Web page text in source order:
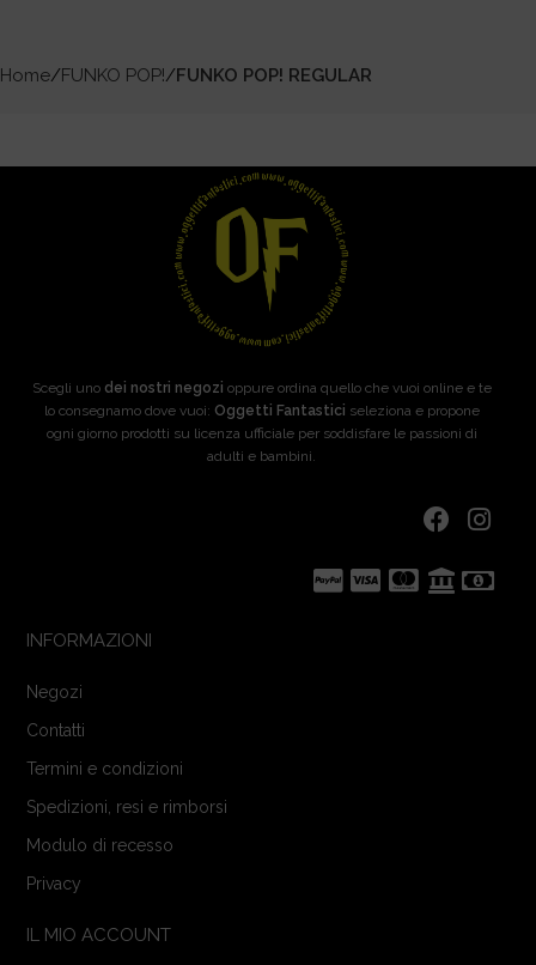
Home FUNKO POP! FUNKO POP! REGULAR
Scegli uno dei nostri negozi oppure ordina quello che vuoi online e te
lo consegnamo dove vuoi: Oggetti Fantastici seleziona e propone
ogni giorno prodotti su licenza ufficiale per soddisfare le passioni di
adulti e bambini.
INFORMAZIONI
Negozi
Contatti
Termini e condizioni
Spedizioni, resi e rimborsi
Modulo di recesso
Privacy
IL MIO ACCOUNT